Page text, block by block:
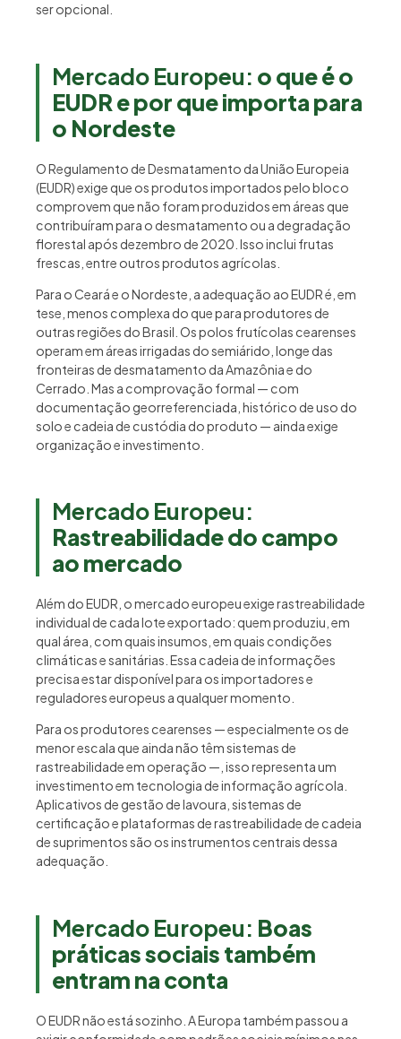
ser opcional.
Mercado Europeu: o que é o
EUDR e por que importa para
o Nordeste
O Regulamento de Desmatamento da União Europeia
(EUDR) exige que os produtos importados pelo bloco
comprovem que não foram produzidos em áreas que
contribuíram para o desmatamento ou a degradação
florestal após dezembro de 2020. Isso inclui frutas
frescas, entre outros produtos agrícolas.
Para o Ceará e o Nordeste, a adequação ao EUDR é, em
tese, menos complexa do que para produtores de
outras regiões do Brasil. Os polos frutícolas cearenses
operam em áreas irrigadas do semiárido, longe das
fronteiras de desmatamento da Amazônia e do
Cerrado. Mas a comprovação formal — com
documentação georreferenciada, histórico de uso do
solo e cadeia de custódia do produto — ainda exige
organização e investimento.
Mercado Europeu:
Rastreabilidade do campo
ao mercado
Além do EUDR, o mercado europeu exige rastreabilidade
individual de cada lote exportado: quem produziu, em
qual área, com quais insumos, em quais condições
climáticas e sanitárias. Essa cadeia de informações
precisa estar disponível para os importadores e
reguladores europeus a qualquer momento.
Para os produtores cearenses — especialmente os de
menor escala que ainda não têm sistemas de
rastreabilidade em operação —, isso representa um
investimento em tecnologia de informação agrícola.
Aplicativos de gestão de lavoura, sistemas de
certificação e plataformas de rastreabilidade de cadeia
de suprimentos são os instrumentos centrais dessa
adequação.
Mercado Europeu: Boas
práticas sociais também
entram na conta
O EUDR não está sozinho. A Europa também passou a